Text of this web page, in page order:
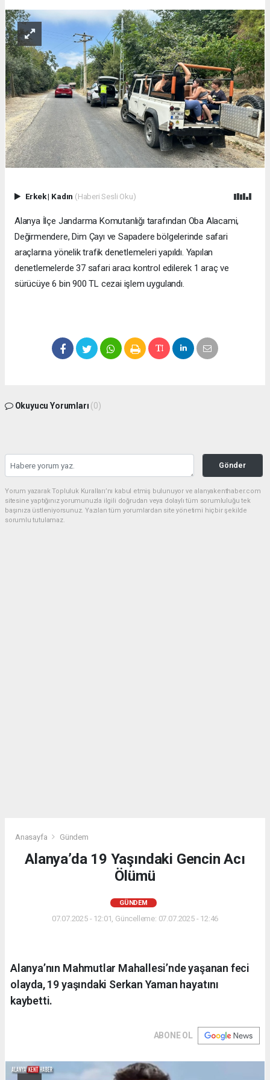
Erkek| Kadın (Haberi Sesli Oku)
Alanya İlçe Jandarma Komutanlığı tarafından Oba Alacami,
Değirmendere, Dim Çayı ve Sapadere bölgelerinde safari
araçlarına yönelik trafik denetlemeleri yapıldı. Yapılan
denetlemelerde 37 safari aracı kontrol edilerek 1 araç ve
sürücüye 6 bin 900 TL cezai işlem uygulandı.
Okuyucu Yorumları (0)
Gönder
Yorum yazarak Topluluk Kuralları’nı kabul etmiş bulunuyor ve alanyakenthaber.com
sitesine yaptığınız yorumunuzla ilgili doğrudan veya dolaylı tüm sorumluluğu tek
başınıza üstleniyorsunuz. Yazılan tüm yorumlardan site yönetimi hiçbir şekilde
sorumlu tutulamaz.
Anasayfa Gündem
Alanya’da 19 Yaşındaki Gencin Acı
Ölümü
GÜNDEM
07.07.2025 - 12:01, Güncelleme: 07.07.2025 - 12:46
Alanya’nın Mahmutlar Mahallesi’nde yaşanan feci
olayda, 19 yaşındaki Serkan Yaman hayatını
kaybetti.
ABONE OL